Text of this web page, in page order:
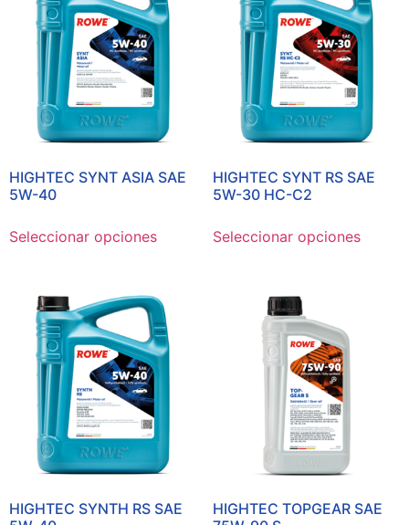
HIGHTEC SYNT ASIA SAE
5W-40
Seleccionar opciones
HIGHTEC SYNT RS SAE
5W-30 HC-C2
Seleccionar opciones
HIGHTEC SYNTH RS SAE
HIGHTEC TOPGEAR SAE